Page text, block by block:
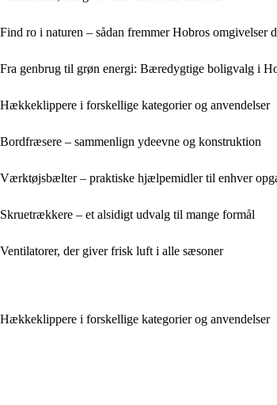
Find ro i naturen – sådan fremmer Hobros omgivelser
Fra genbrug til grøn energi: Bæredygtige boligvalg i
Hækkeklippere i forskellige kategorier og anvendelser
Bordfræsere – sammenlign ydeevne og konstruktion
Værktøjsbælter – praktiske hjælpemidler til enhver
Skruetrækkere – et alsidigt udvalg til mange formål
Ventilatorer, der giver frisk luft i alle sæsoner
Hækkeklippere i forskellige kategorier og anvendelser